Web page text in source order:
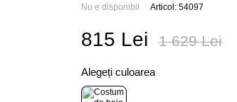
Nu e disponibil Articol: 54097
815 Lei 1 629 Lei
Alegeți culoarea